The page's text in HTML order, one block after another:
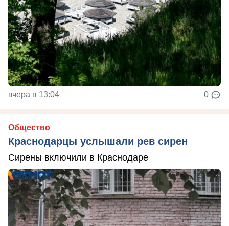
вчера в 13:04 0
Общество
Краснодарцы услышали рев сирен
Сирены включили в Краснодаре